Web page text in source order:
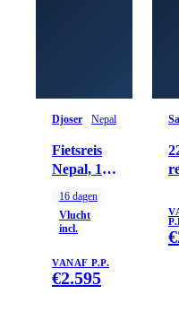
Djoser Nepal
Fietsreis
Nepal, 16
16 dagen
Vlucht
incl.
VANAF P.P.
€2.595
€